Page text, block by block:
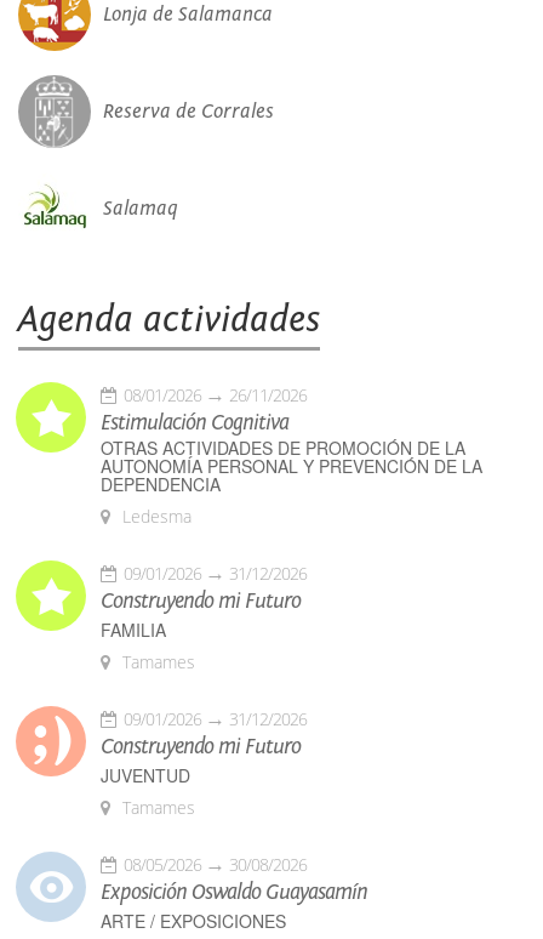
Lonja de Salamanca
Reserva de Corrales
Salamaq
Agenda actividades
08/01/2026 26/11/2026
Estimulación Cognitiva
OTRAS ACTIVIDADES DE PROMOCIÓN DE LA
AUTONOMÍA PERSONAL Y PREVENCIÓN DE LA
DEPENDENCIA
Ledesma
09/01/2026 31/12/2026
Construyendo mi Futuro
FAMILIA
Tamames
09/01/2026 31/12/2026
Construyendo mi Futuro
JUVENTUD
Tamames
08/05/2026 30/08/2026
Exposición Oswaldo Guayasamín
ARTE / EXPOSICIONES